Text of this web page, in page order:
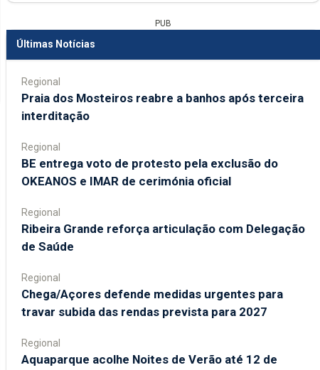
PUB
Últimas Notícias
Regional
Praia dos Mosteiros reabre a banhos após terceira
interditação
Regional
BE entrega voto de protesto pela exclusão do
OKEANOS e IMAR de cerimónia oficial
Regional
Ribeira Grande reforça articulação com Delegação
de Saúde
Regional
Chega/Açores defende medidas urgentes para
travar subida das rendas prevista para 2027
Regional
Aquaparque acolhe Noites de Verão até 12 de